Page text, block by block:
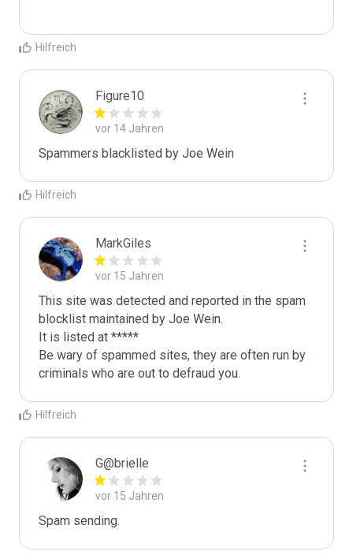
Hilfreich
Figure10
vor 14 Jahren
Spammers blacklisted by Joe Wein
Hilfreich
MarkGiles
vor 15 Jahren
This site was detected and reported in the spam
blocklist maintained by Joe Wein.
It is listed at *****
Be wary of spammed sites, they are often run by
criminals who are out to defraud you.
Hilfreich
G@brielle
vor 15 Jahren
Spam sending.